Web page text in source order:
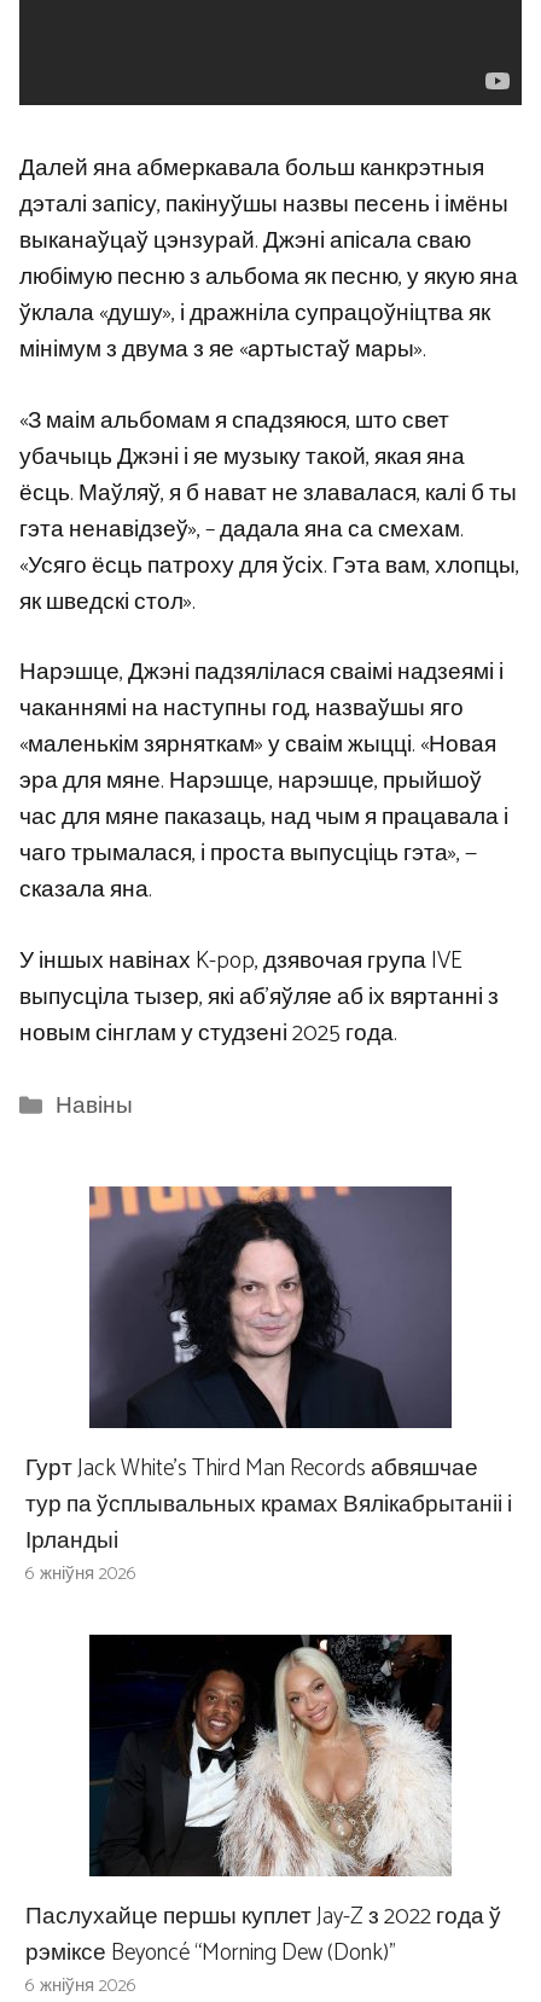
Далей яна абмеркавала больш канкрэтныя
дэталі запісу, пакінуўшы назвы песень і імёны
выканаўцаў цэнзурай. Джэні апісала сваю
любімую песню з альбома як песню, у якую яна
ўклала «душу», і дражніла супрацоўніцтва як
мінімум з двума з яе «артыстаў мары».
«З маім альбомам я спадзяюся, што свет
убачыць Джэні і яе музыку такой, якая яна
ёсць. Маўляў, я б нават не злавалася, калі б ты
гэта ненавідзеў», – дадала яна са смехам.
«Усяго ёсць патроху для ўсіх. Гэта вам, хлопцы,
як шведскі стол».
Нарэшце, Джэні падзялілася сваімі надзеямі і
чаканнямі на наступны год, назваўшы яго
«маленькім зярняткам» у сваім жыцці. «Новая
эра для мяне. Нарэшце, нарэшце, прыйшоў
час для мяне паказаць, над чым я працавала і
чаго трымалася, і проста выпусціць гэта», —
сказала яна.
У іншых навінах K-pop, дзявочая група IVE
выпусціла тызер, які аб’яўляе аб іх вяртанні з
новым сінглам у студзені 2025 года.
Categories
Навіны
Гурт Jack White’s Third Man Records абвяшчае
тур па ўсплывальных крамах Вялікабрытаніі і
Ірландыі
6 жніўня 2026
Паслухайце першы куплет Jay-Z з 2022 года ў
рэміксе Beyoncé “Morning Dew (Donk)”
6 жніўня 2026